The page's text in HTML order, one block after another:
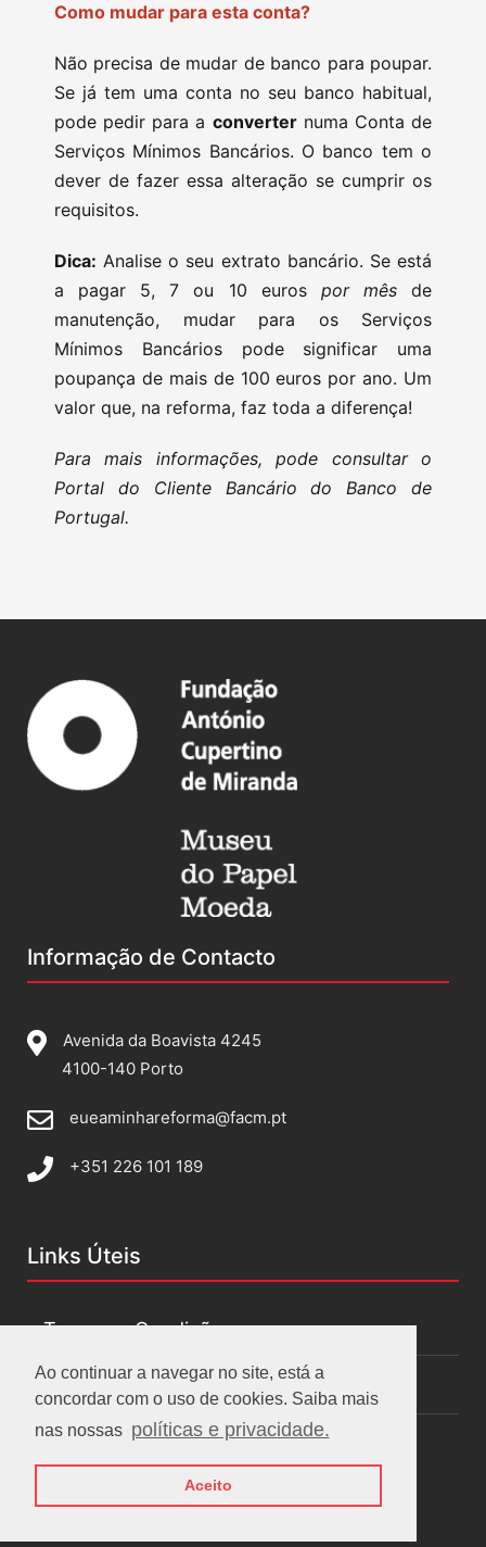
Ao continuar a navegar no site, está a
concordar com o uso de cookies. Saiba mais
nas nossas políticas e privacidade.
Aceito
Como mudar para esta conta?
Não precisa de mudar de banco para poupar.
Se já tem uma conta no seu banco habitual,
pode pedir para a converternuma Conta de
Serviços Mínimos Bancários. O banco tem o
dever de fazer essa alteração se cumprir os
requisitos.
Dica: Analise o seu extrato bancário. Se está
a pagar 5, 7 ou 10 euros por mêsde
manutenção, mudar para os Serviços
Mínimos Bancários pode significar uma
poupança de mais de 100 euros por ano. Um
valor que, na reforma, faz toda a diferença!
Para mais informações, pode consultar o
Portal do Cliente Bancário do Banco de
Portugal.
Informação de Contacto
Avenida da Boavista 4245
4100-140 Porto
eueaminhareforma@facm.pt
+351 226 101 189
Links Úteis
Termos e Condições
Políticas de privacidade